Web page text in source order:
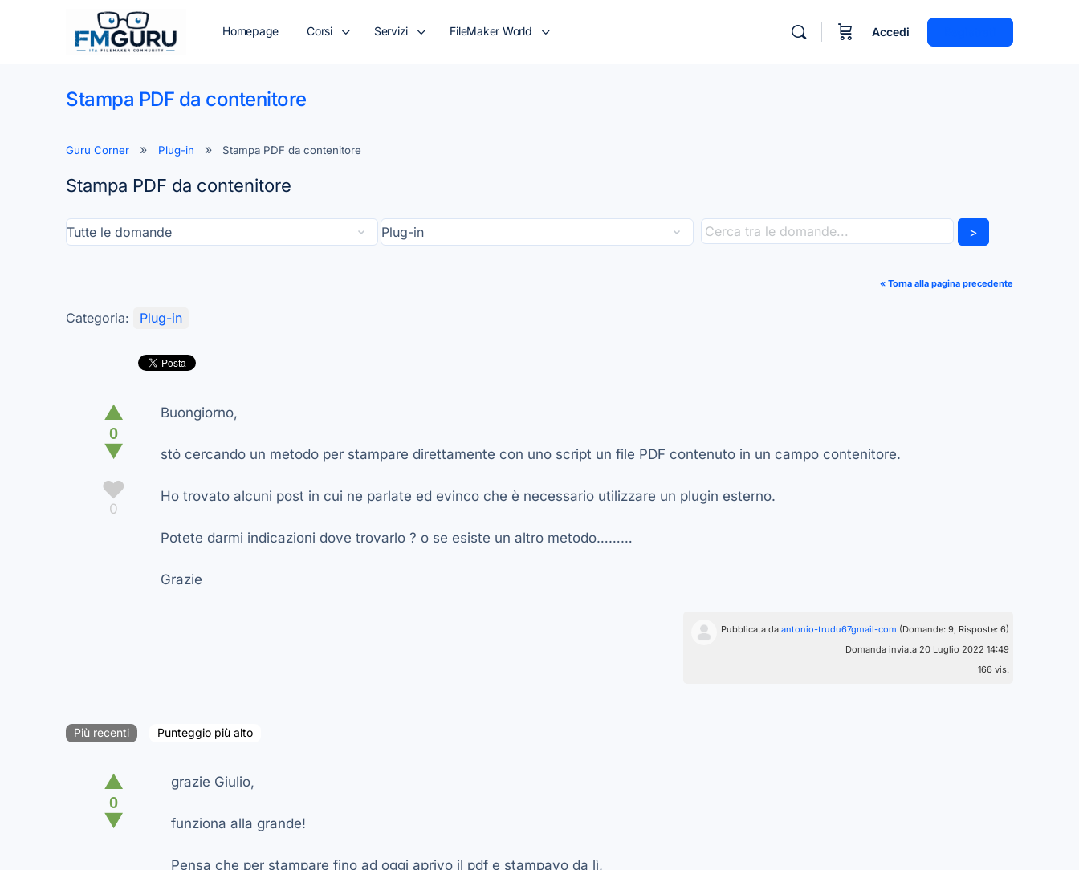
Homepage Corsi Servizi FileMaker World Accedi
Stampa PDF da contenitore
Guru Corner Plug-in Stampa PDF da contenitore
Stampa PDF da contenitore
>
« Torna alla pagina precedente
Categoria: Plug-in
▲
0
▼
♥
0
Buongiorno,
stò cercando un metodo per stampare direttamente con uno script un file PDF contenuto in un campo contenitore.
Ho trovato alcuni post in cui ne parlate ed evinco che è necessario utilizzare un plugin esterno.
Potete darmi indicazioni dove trovarlo ? o se esiste un altro metodo………
Grazie
Pubblicata da antonio-trudu67gmail-com (Domande: 9, Risposte: 6)
Domanda inviata 20 Luglio 2022 14:49
166 vis.
Più recenti Punteggio più alto
▲
0
▼
grazie Giulio,
funziona alla grande!
Pensa che per stampare fino ad oggi aprivo il pdf e stampavo da lì,